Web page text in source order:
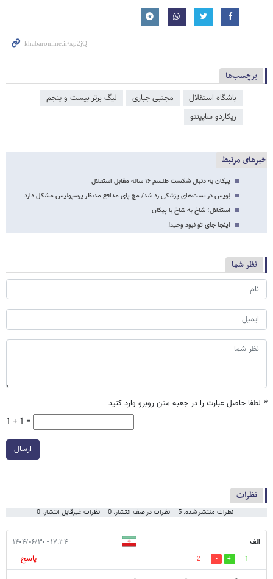
برچسب‌ها
باشگاه استقلال مجتبی جباری
لیگ برتر بیست و پنجم
ریکاردو ساپینتو
خبرهای مرتبط
پیکان به دنبال شکست طلسم ۱۶ ساله مقابل استقلال
لِویس در تست‌های پزشکی رد شد/ مچ پای مدافع مدنظر پرسپولیس مشکل دارد
استقلال؛ شاخ به شاخ با پیکان
اینجا جای تو نبود وحید!
نظر شما
* لطفا حاصل عبارت را در جعبه متن روبرو وارد کنید
1 + 1 =
ارسال
نظرات
نظرات منتشر شده: 5 نظرات در صف انتشار: 0 نظرات غیرقابل انتشار: 0
الف ۱۷:۳۴ - ۱۴۰۴/۰۶/۳۰
1
2
پاسخ